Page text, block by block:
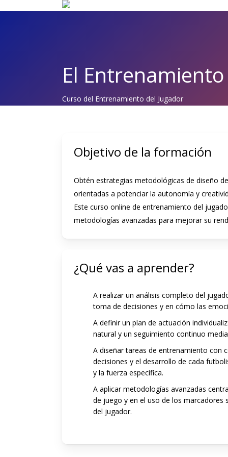
El
Curso del Entrenamiento del Jugador
Objetivo de la formación
Obtén estrategias metodológicas de diseño
orientadas a potenciar la autonomía y
Este curso online de entrenamiento del
metodologías avanzadas para mejorar su
¿Qué vas a aprender?
A realizar un análisis completo del
toma de decisiones y en cómo las
A definir un plan de actuación
natural y un seguimiento continuo
A diseñar tareas de entrenamiento con
decisiones y el desarrollo de cada
y la fuerza específica.
A aplicar metodologías avanzadas
de juego y en el uso de los
del jugador.